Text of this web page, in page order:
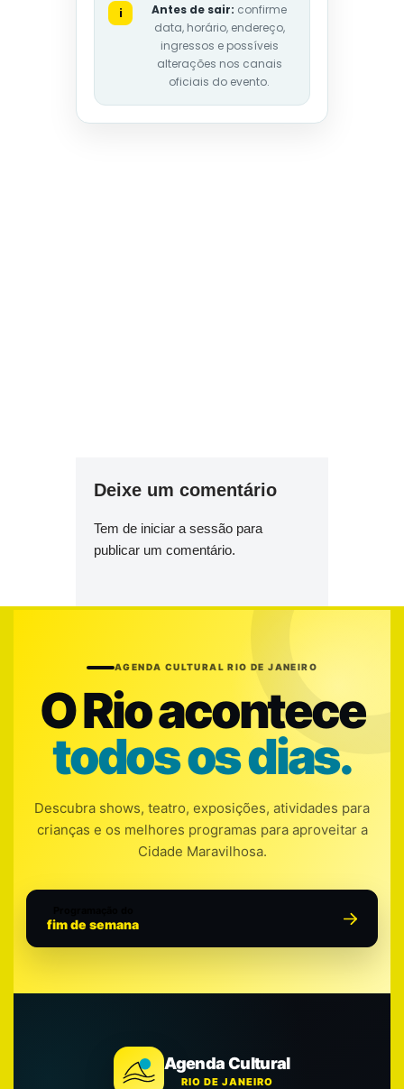
i Antes de sair: confirme
data, horário, endereço,
ingressos e possíveis
alterações nos canais
oficiais do evento.
Deixe um comentário
Tem de iniciar a sessão para
publicar um comentário.
AGENDA CULTURAL RIO DE JANEIRO
O Rio acontece
todos os dias.
Descubra shows, teatro, exposições, atividades para
crianças e os melhores programas para aproveitar a
Cidade Maravilhosa.
fim de semana
Agenda Cultural
RIO DE JANEIRO